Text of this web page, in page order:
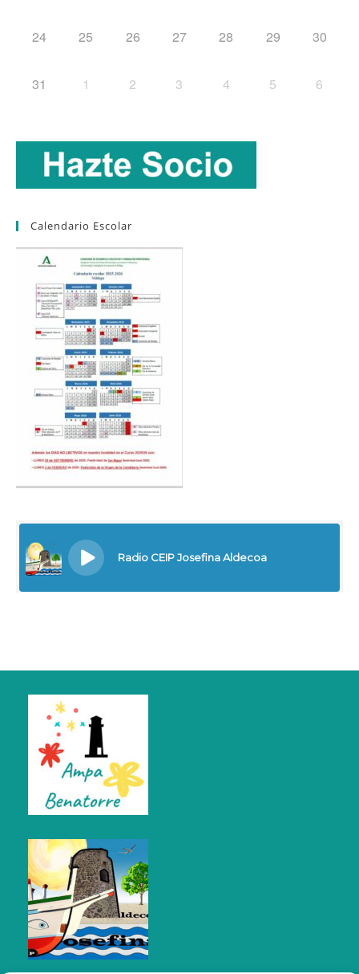
24 25 26 27 28 29 30
31 1 2 3 4 5 6
Calendario Escolar